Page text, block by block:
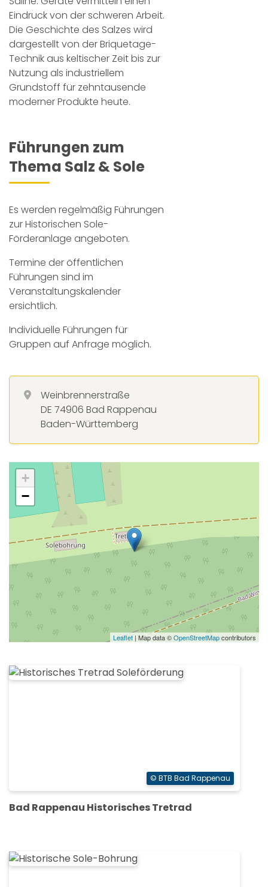
Eindruck von der schweren Arbeit.
Die Geschichte des Salzes wird
dargestellt von der Briquetage-
Technik aus keltischer Zeit bis zur
Nutzung als industriellem
Grundstoff für zehntausende
moderner Produkte heute.
Führungen zum
Thema Salz & Sole
Es werden regelmäßig Führungen
zur Historischen Sole-
Förderanlage angeboten.
Termine der öffentlichen
Führungen sind im
Veranstaltungskalender
ersichtlich.
Individuelle Führungen für
Gruppen auf Anfrage möglich.
Weinbrennerstraße
DE 74906 Bad Rappenau
Baden-Württemberg
+
−
Leaflet| Map data ©OpenStreetMapcontributors
© BTB Bad Rappenau
Bad Rappenau Historisches Tretrad